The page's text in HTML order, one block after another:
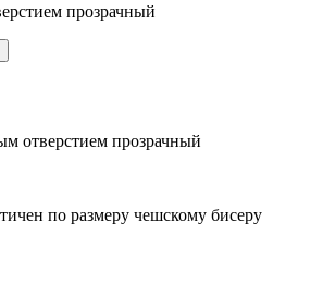
прозрачный
отверстием прозрачный
по размеру чешскому бисеру